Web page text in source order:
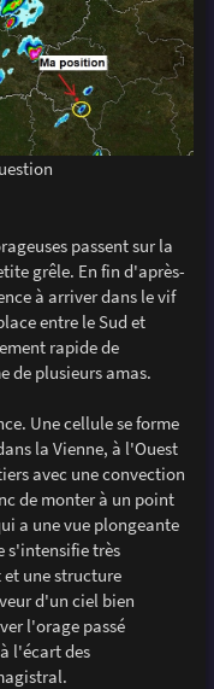
passent sur la
grêle. En fin d'après-
à arriver dans le vif
entre le Sud et
rapide de
de plusieurs amas.
Une cellule se forme
la Vienne, à l'Ouest
avec une convection
de monter à un point
a une vue plongeante
s'intensifie très
une structure
d'un ciel bien
l'orage passé
l'écart des